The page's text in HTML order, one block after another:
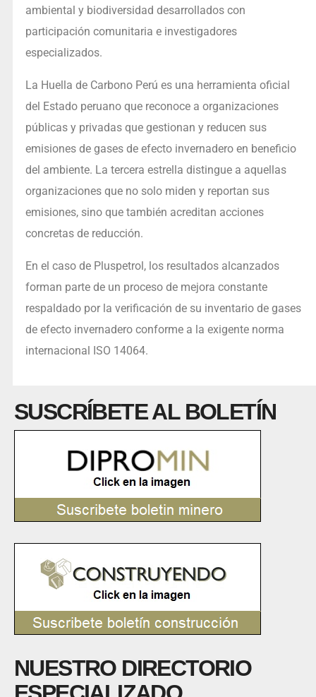
ambiental y biodiversidad desarrollados con
participación comunitaria e investigadores
especializados.
La Huella de Carbono Perú es una herramienta oficial
del Estado peruano que reconoce a organizaciones
públicas y privadas que gestionan y reducen sus
emisiones de gases de efecto invernadero en beneficio
del ambiente. La tercera estrella distingue a aquellas
organizaciones que no solo miden y reportan sus
emisiones, sino que también acreditan acciones
concretas de reducción.
En el caso de Pluspetrol, los resultados alcanzados
forman parte de un proceso de mejora constante
respaldado por la verificación de su inventario de gases
de efecto invernadero conforme a la exigente norma
internacional ISO 14064.
SUSCRÍBETE AL BOLETÍN
NUESTRO DIRECTORIO